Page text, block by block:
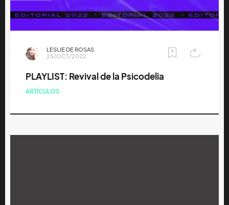
LESLIE DE ROSAS
25/OCT/2022
PLAYLIST: Revival de la Psicodelia
ARTÍCULOS